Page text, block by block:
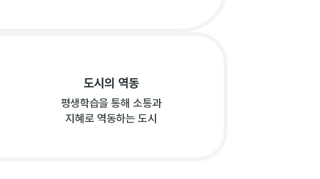
도시의 역동
평생학습을 통해 소통과
지혜로 역동하는 도시